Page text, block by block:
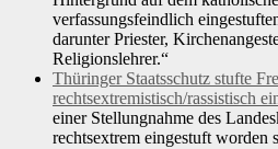
verfassungsfeindlich
darunter Priester,
Religionslehrer.“
Thüringer Staatsschutz stufte
rechtsextremistisch/rassistisch
einer Stellungnahme des
rechtsextrem eingestuft worden